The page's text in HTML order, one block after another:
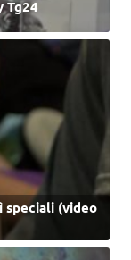
Tg24
speciali (video